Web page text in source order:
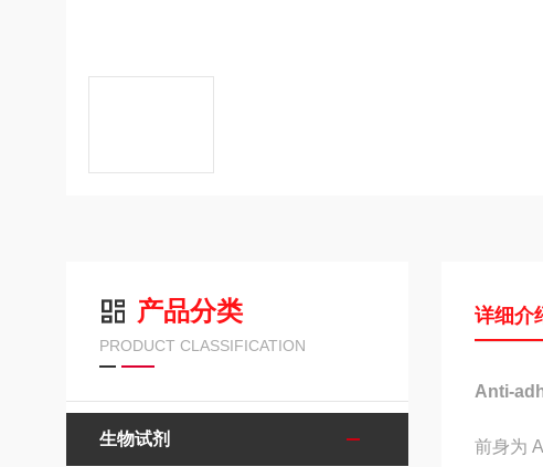
产品分类
PRODUCT CLASSIFICATION
生物试剂
详细介
Anti-
前身为